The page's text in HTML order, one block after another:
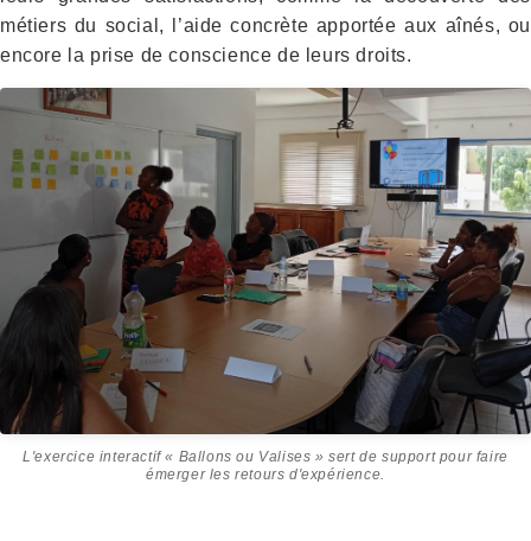
métiers du social, l’aide concrète apportée aux aînés, ou
encore la prise de conscience de leurs droits.
L'exercice interactif « Ballons ou Valises » sert de support pour faire
émerger les retours d'expérience.